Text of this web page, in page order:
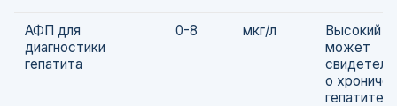
АФП для
диагностики
гепатита
0-8 мкг/л
Высокий
может
о
гепатите.